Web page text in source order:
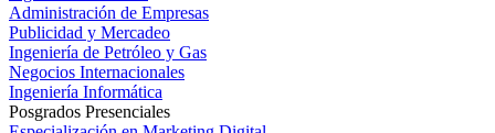
Administración de Empresas
Publicidad y Mercadeo
Ingeniería de Petróleo y Gas
Negocios Internacionales
Ingeniería Informática
Posgrados Presenciales